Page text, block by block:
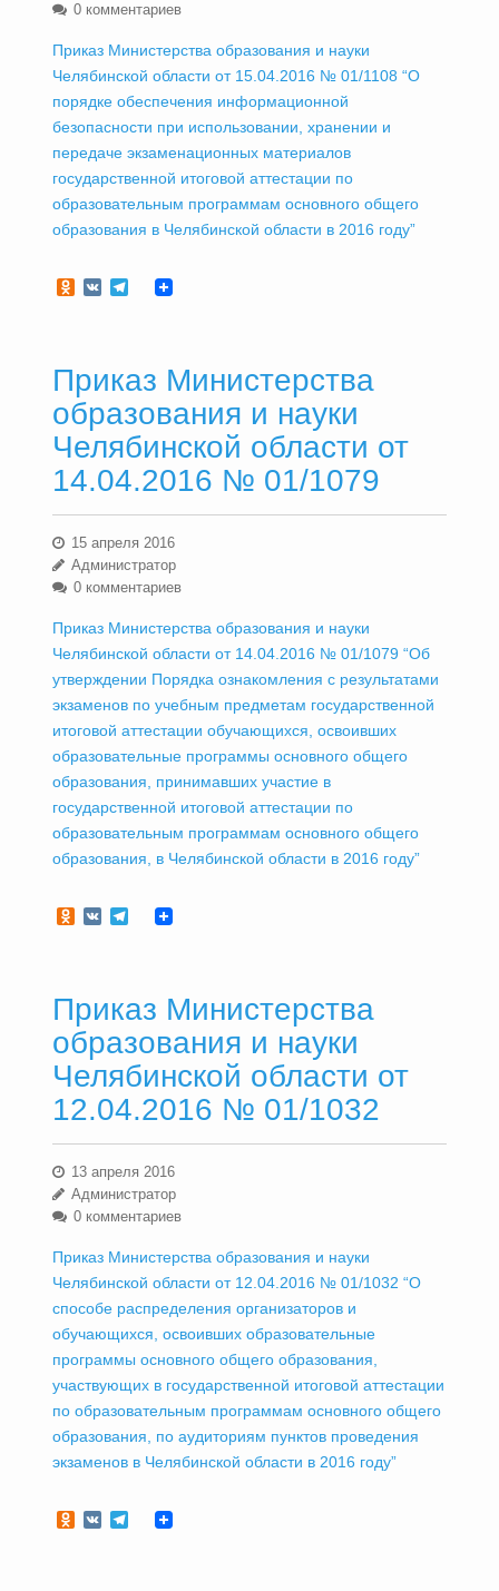
0 комментариев
Приказ Министерства образования и науки
Челябинской области от 15.04.2016 № 01/1108 “О
порядке обеспечения информационной
безопасности при использовании, хранении и
передаче экзаменационных материалов
государственной итоговой аттестации по
образовательным программам основного общего
образования в Челябинской области в 2016 году”
Odnoklassniki
VKTelegram
Приказ Министерства
образования и науки
Челябинской области от
14.04.2016 № 01/1079
15 апреля 2016
Администратор
0 комментариев
Приказ Министерства образования и науки
Челябинской области от 14.04.2016 № 01/1079 “Об
утверждении Порядка ознакомления с результатами
экзаменов по учебным предметам государственной
итоговой аттестации обучающихся, освоивших
образовательные программы основного общего
образования, принимавших участие в
государственной итоговой аттестации по
образовательным программам основного общего
образования, в Челябинской области в 2016 году”
Odnoklassniki
VKTelegram
Приказ Министерства
образования и науки
Челябинской области от
12.04.2016 № 01/1032
13 апреля 2016
Администратор
0 комментариев
Приказ Министерства образования и науки
Челябинской области от 12.04.2016 № 01/1032 “О
способе распределения организаторов и
обучающихся, освоивших образовательные
программы основного общего образования,
участвующих в государственной итоговой аттестации
по образовательным программам основного общего
образования, по аудиториям пунктов проведения
экзаменов в Челябинской области в 2016 году”
Odnoklassniki
VKTelegram